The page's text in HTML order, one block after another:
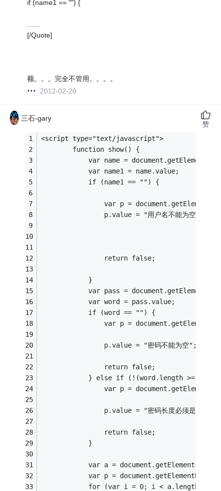
if (name1 == "") {
[/Quote]
额。。。完全不管用。。。。
2012-02-20
三石-gary
<script type="text/javascript">
        function show() {
var name =
            var name1 = name.value;
            if (name1 == "") {
var p =
                p.value = "用户名不能为空";
                return false;
            }
var pass =
            var word = pass.value;
            if (word == "") {
var p =
                p.value = "密码不能为空";
                return false;
} else if (!(word.length >= 6 &&
var p =
p.value = "密码长度必须是6到12
                return false;
            }
var a =
var p =
for (var i = 0; i < a.length;
赞